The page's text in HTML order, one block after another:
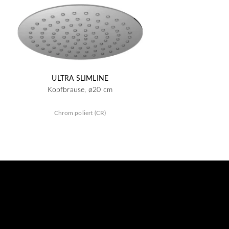
ULTRA SLIMLINE
Kopfbrause, ø20 cm
Chrom poliert (CR)